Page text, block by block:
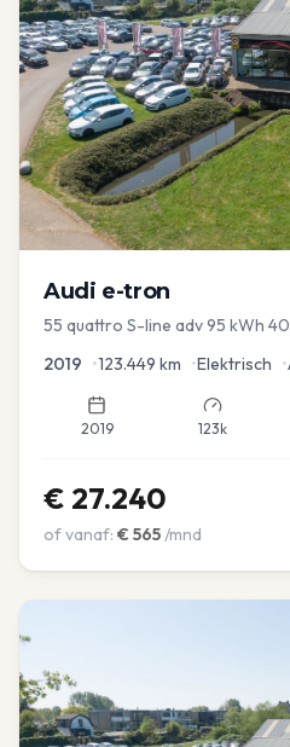
Audi e-tron
55 quattro S-line adv 95 kWh
2019 •123.449 km •Elektrisch •
2019 123k
€ 27.240
of vanaf: € 565/mnd